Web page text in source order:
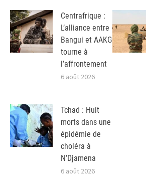
Centrafrique :
L’alliance entre
Bangui et AAKG
tourne à
l’affrontement
6 août 2026
Tchad : Huit
morts dans une
épidémie de
choléra à
N’Djamena
6 août 2026